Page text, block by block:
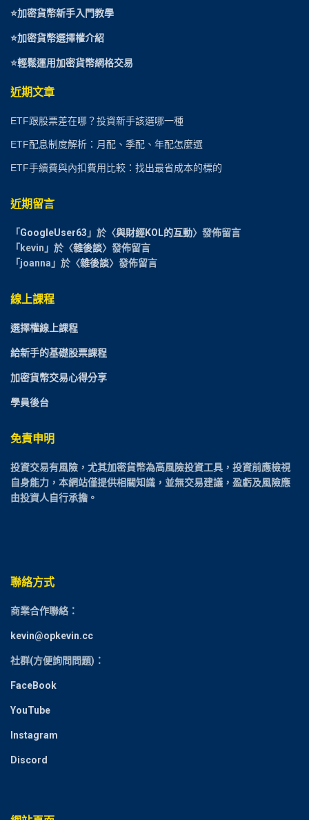
⭐加密貨幣新手入門教學
⭐加密貨幣選擇權介紹
⭐輕鬆運用加密貨幣網格交易
近期文章
ETF跟股票差在哪？投資新手該選哪一種
ETF配息制度解析：月配、季配、年配怎麼選
ETF手續費與內扣費用比較：找出最省成本的標的
近期留言
「 GoogleUser63 」於〈與財經KOL的互動〉發佈留言
「 kevin 」於〈雜後談〉發佈留言
「 joanna 」於〈雜後談〉發佈留言
線上課程
選擇權線上課程
給新手的基礎股票課程
加密貨幣交易心得分享
學員後台
免責申明
投資交易有風險，尤其加密貨幣為高風險投資工具，投資前應檢視
自身能力，本網站僅提供相關知識，並無交易建議，盈虧及風險應
由投資人自行承擔。
聯絡方式
商業合作聯絡：
kevin@opkevin.cc
社群(方便詢問問題)：
FaceBook
YouTube
Instagram
Discord